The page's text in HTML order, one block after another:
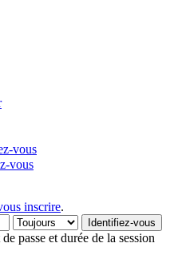
vous
vous
inscrire.
passe et durée de la session